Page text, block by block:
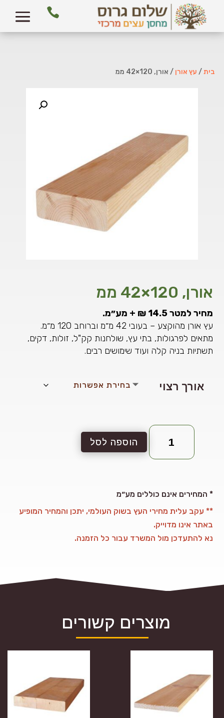

בית/ עץ אורן / אורן, 120×42 ממ
אורן, 120×42 ממ
מחיר למטר 14.5 ₪ + מע״מ.
עץ אורן מהוקצע – בעובי 42 מ״מ וברוחב 120 מ״מ.
מתאים לפרגולות, בתי עץ, שולחנות קק"ל, זולות, דקים,
תשתיות בניה קלה ועוד שימושים רבים.
אורך רצוי
כמות
אורן,
הוספה לסל
המחירים אינם כוללים מע״מ *
** עקב עלית מחירי העץ בשוק העולמי, יתכן והמחיר המופיע
באתר אינו מדוייק.
נא להתעדכן מול המשרד עבור כל הזמנה.
מוצרים קשורים